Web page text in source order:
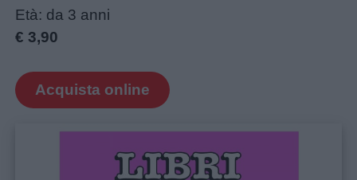
Età: da 3 anni
€ 3,90
Acquista online